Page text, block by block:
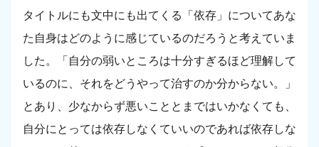
タイトルにも文中にも出てくる「依存」についてあな
た自身はどのように感じているのだろうと考えていま
した。「自分の弱いところは十分すぎるほど理解して
いるのに、それをどうやって治すのか分からない。」
とあり、少なからず悪いこととまではいかなくても、
自分にとっては依存しなくていいのであれば依存しな